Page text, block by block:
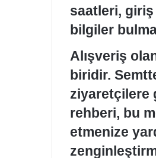
saatleri,
bilgiler
Alışveriş
biridir.
ziyaretçilere
rehberi, bu
etmenize